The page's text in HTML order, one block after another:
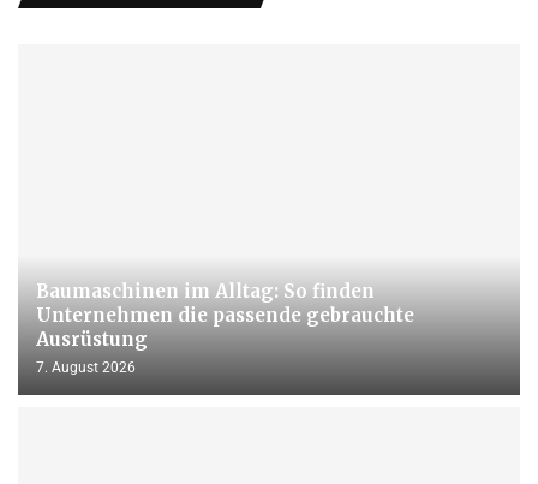
Baumaschinen im Alltag: So finden
Unternehmen die passende gebrauchte
Ausrüstung
7. August 2026